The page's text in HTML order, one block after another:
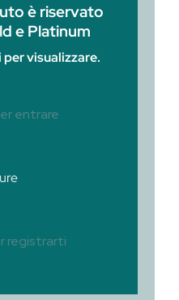
è riservato
e Platinum
visualizzare.
entrare
registrarti